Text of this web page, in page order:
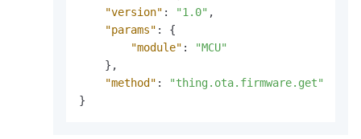
"version" : "1.0" ,
"params" :
{
"module" :
"MCU"
} ,
"method" :
"thing.ota.firmware.get"
}